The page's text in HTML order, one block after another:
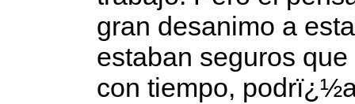
gran desanimo a
estaban seguros
con tiempo,